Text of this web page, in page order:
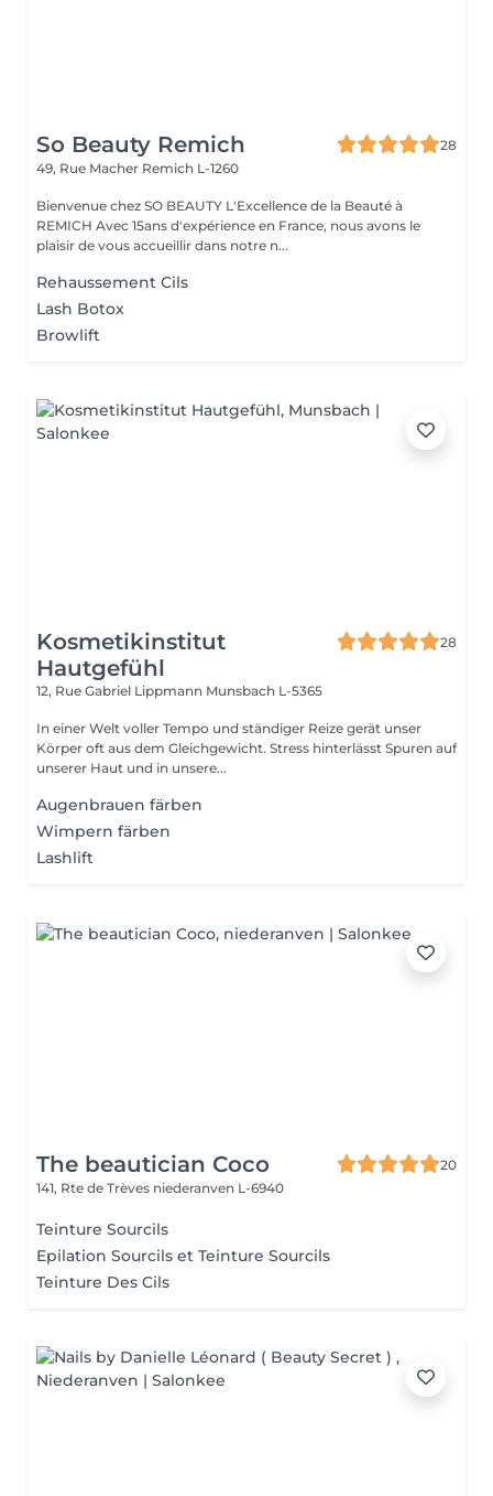
So Beauty Remich
28
49, Rue Macher Remich L-1260
Bienvenue chez SO BEAUTY L'Excellence de la Beauté à
REMICH Avec 15ans d'expérience en France, nous avons le
plaisir de vous accueillir dans notre n...
Rehaussement Cils
Lash Botox
Browlift
Kosmetikinstitut
Hautgefühl
28
12, Rue Gabriel Lippmann Munsbach L-5365
In einer Welt voller Tempo und ständiger Reize gerät unser
Körper oft aus dem Gleichgewicht. Stress hinterlässt Spuren auf
unserer Haut und in unsere...
Augenbrauen färben
Wimpern färben
Lashlift
The beautician Coco
20
141, Rte de Trèves niederanven L-6940
Teinture Sourcils
Epilation Sourcils et Teinture Sourcils
Teinture Des Cils